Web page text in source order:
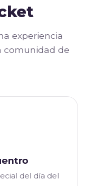
experiencia
comunidad de
del día del